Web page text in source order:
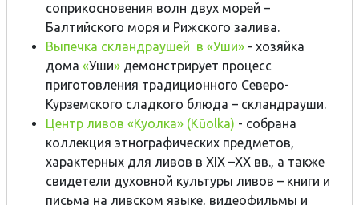
соприкосновения волн двух морей –
Балтийского моря и Рижского залива.
Выпечка скландраушей в «Уши» - хозяйка
домa «Уши» демонстрирует процесс
приготовления традиционного Северо-
Курземского сладкого блюда – скландрауши.
Центр ливов «Куолка» (Kūolka) - собрана
коллекция этнографических предметов,
характерных для ливов в XIX –XX вв., а также
свидетели духовной культуры ливов – книги и
письма на ливском языке, видеофильмы и